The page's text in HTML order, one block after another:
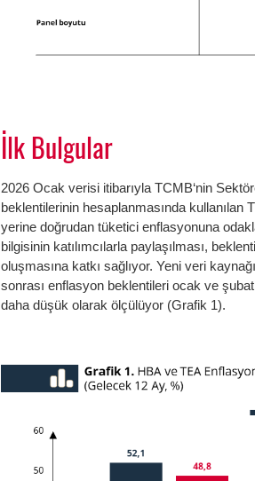
İlk Bulgular
2026 Ocak verisi itibarıyla TCMB‘nin
beklentilerinin hesaplanmasında kullanılan
yerine doğrudan tüketici enflasyonuna
bilgisinin katılımcılarla paylaşılması,
oluşmasına katkı sağlıyor. Yeni veri
sonrası enflasyon beklentileri ocak ve
daha düşük olarak ölçülüyor (Grafik 1).